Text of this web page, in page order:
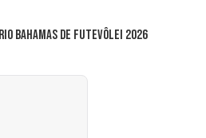
Bahamas de Futevôlei 2026